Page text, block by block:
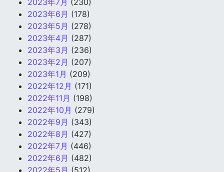
2023年6月 (178)
2023年5月 (278)
2023年4月 (287)
2023年3月 (236)
2023年2月 (207)
2023年1月 (209)
2022年12月 (171)
2022年11月 (198)
2022年10月 (279)
2022年9月 (343)
2022年8月 (427)
2022年7月 (446)
2022年6月 (482)
2022年5月 (512)